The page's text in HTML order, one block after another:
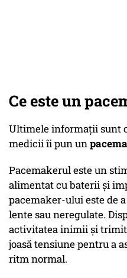
Ce este un
Ultimele informații sunt
medicii îi pun un
Pacemakerul este un
alimentat cu baterii și
pacemaker-ului este de
lente sau neregulate.
activitatea inimii și
joasă tensiune pentru a
ritm normal.